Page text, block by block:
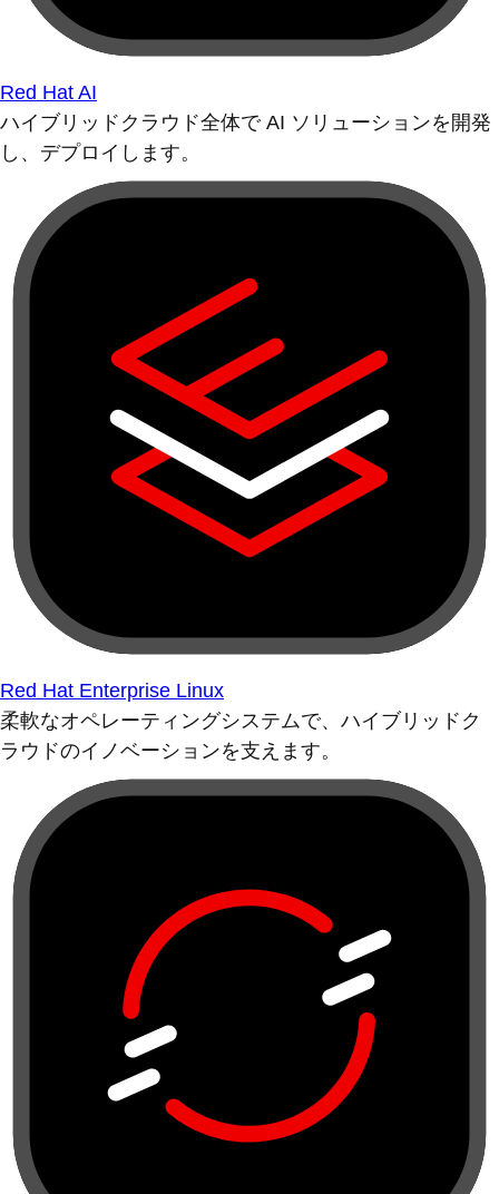
Red Hat AI
ハイブリッドクラウド全体で AI ソリューションを開発
し、デプロイします。
Red Hat Enterprise Linux
柔軟なオペレーティングシステムで、ハイブリッドク
ラウドのイノベーションを支えます。